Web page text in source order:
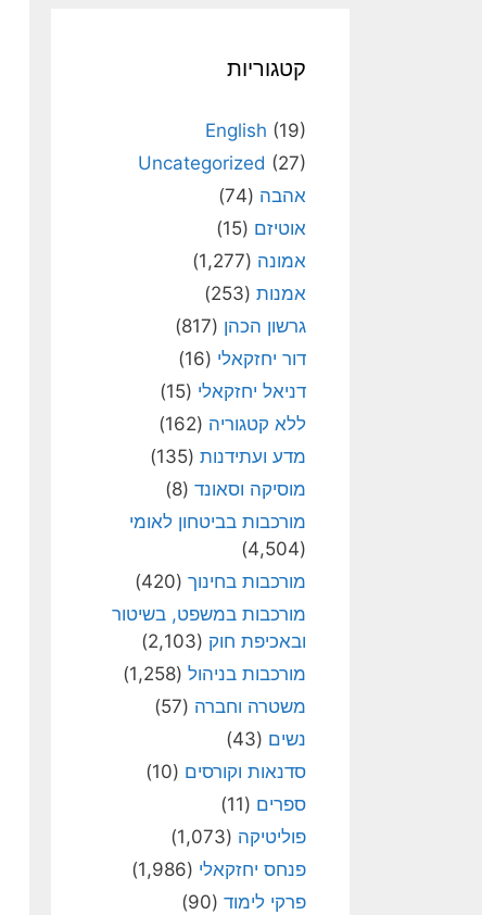
קטגוריות
English (19)
Uncategorized (27)
אהבה (74)
אוטיזם (15)
אמונה (1,277)
אמנות (253)
גרשון הכהן (817)
דור יחזקאלי (16)
דניאל יחזקאלי (15)
ללא קטגוריה (162)
מדע ועתידנות (135)
מוסיקה וסאונד (8)
מורכבות בביטחון לאומי
(4,504)
מורכבות בחינוך (420)
מורכבות במשפט, בשיטור
ובאכיפת חוק (2,103)
מורכבות בניהול (1,258)
משטרה וחברה (57)
נשים (43)
סדנאות וקורסים (10)
ספרים (11)
פוליטיקה (1,073)
פנחס יחזקאלי (1,986)
פרקי לימוד (90)